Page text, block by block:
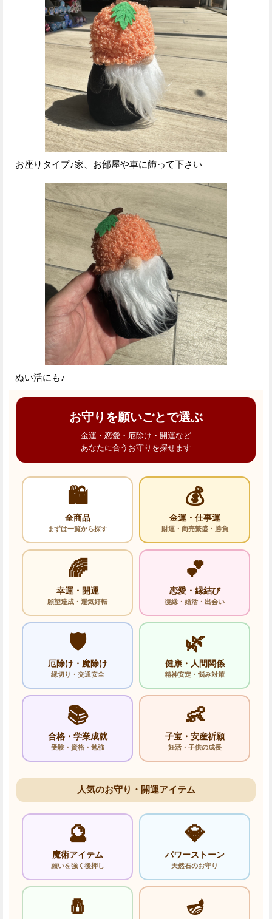
お座りタイプ♪家、お部屋や車に飾って下さい
ぬい活にも♪
お守りを願いごとで選ぶ
金運・恋愛・厄除け・開運など
あなたに合うお守りを探せます
🛍️
全商品
まずは一覧から探す
💰
金運・仕事運
財運・商売繁盛・勝負
🌈
幸運・開運
願望達成・運気好転
💕
恋愛・縁結び
復縁・婚活・出会い
🛡️
厄除け・魔除け
縁切り・交通安全
🌿
健康・人間関係
精神安定・悩み対策
📚
合格・学業成就
受験・資格・勉強
👶
子宝・安産祈願
妊活・子供の成長
人気のお守り・開運アイテム
🔮
魔術アイテム
願いを強く後押し
💎
パワーストーン
天然石のお守り
🧂 🪔